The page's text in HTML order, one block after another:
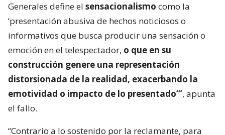
Generales define el sensacionalismo como la
‘presentación abusiva de hechos noticiosos o
informativos que busca producir una sensación o
emoción en el telespectador, o que en su
construcción genere una representación
distorsionada de la realidad, exacerbando la
emotividad o impacto de lo presentado’”, apunta
el fallo.
“Contrario a lo sostenido por la reclamante, para